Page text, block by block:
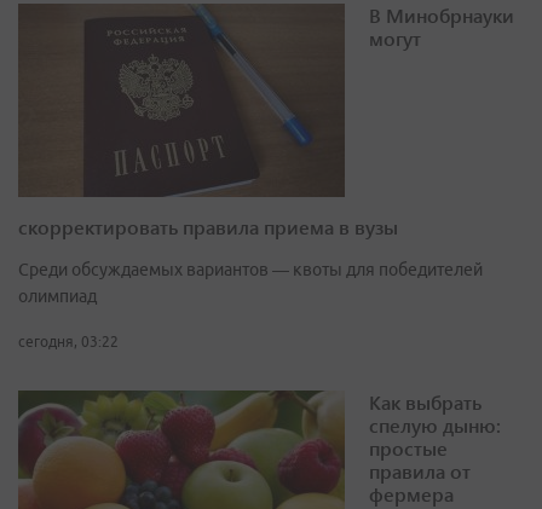
В Минобрнауки
могут
скорректировать правила приема в вузы
Среди обсуждаемых вариантов — квоты для победителей
олимпиад
сегодня, 03:22
Как выбрать
спелую дыню:
простые
правила от
фермера